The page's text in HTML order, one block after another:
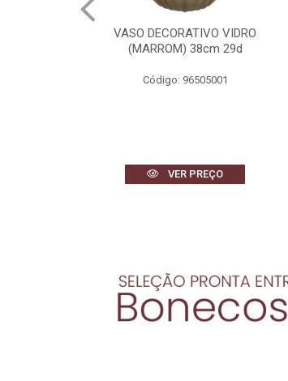
VASO DECORATIVO VIDRO
(MARROM) 38cm 29d
Código: 96505001
VER PREÇO